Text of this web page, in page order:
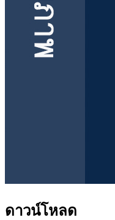
ดาวน์โหลด